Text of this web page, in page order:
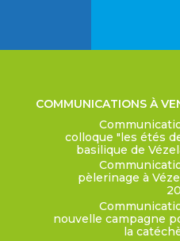
COMMUNICATIONS À
colloque "les étés
basilique de
pèlerinage à
nouvelle campagne
la